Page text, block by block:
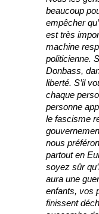
beaucoup
empêcher
est très
machine
politicienne.
Donbass,
liberté. S’il
chaque
personne
le fascisme
nous
partout en
soyez sûr
aura une
enfants, vos
finissent